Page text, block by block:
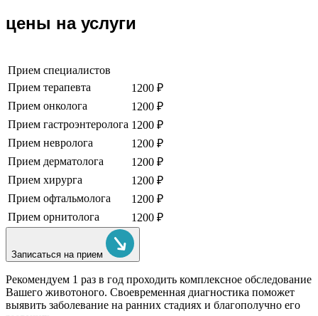
цены на услуги
Прием специалистов
Прием терапевта
1200 ₽
Прием онколога
1200 ₽
Прием гастроэнтеролога 1200 ₽
Прием невролога
1200 ₽
Прием дерматолога
1200 ₽
Прием хирурга
1200 ₽
Прием офтальмолога
1200 ₽
Прием орнитолога
1200 ₽
Записаться на прием
Рекомендуем 1 раз в год проходить комплексное обследование
Вашего животоного. Своевременная диагностика поможет
выявить заболевание на ранних стадиях и благополучно его